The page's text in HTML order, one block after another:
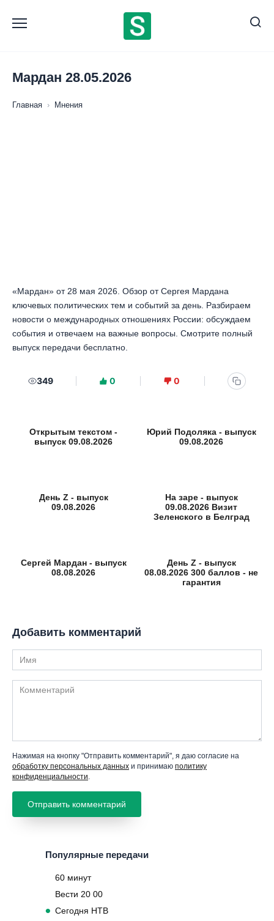
содержанию
Мардан 28.05.2026
Главная › Мнения
«Мардан» от 28 мая 2026. Обзор от Сергея Мардана
ключевых политических тем и событий за день. Разбираем
новости о международных отношениях России: обсуждаем
события и отвечаем на важные вопросы. Смотрите полный
выпуск передачи бесплатно.
349 0 0
Открытым текстом -
выпуск 09.08.2026
Юрий Подоляка - выпуск
09.08.2026
День Z - выпуск
09.08.2026
На заре - выпуск
09.08.2026 Визит
Зеленского в Белград
Сергей Мардан - выпуск
08.08.2026
День Z - выпуск
08.08.2026 300 баллов - не
гарантия
Добавить комментарий
Имя
Комментарий
Нажимая на кнопку "Отправить комментарий", я даю согласие на
обработку персональных данных и принимаю политику
конфиденциальности.
Популярные передачи
60 минут
Вести 20 00
Сегодня НТВ